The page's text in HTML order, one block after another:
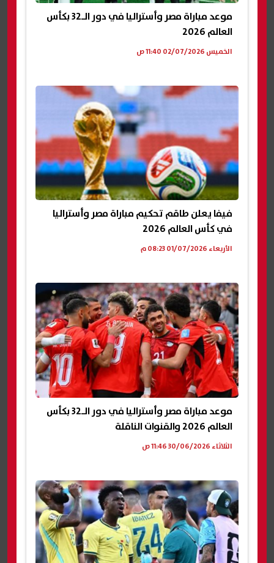
موعد مباراة مصر وأستراليا في دور الـ32 بكأس
العالم 2026
الخميس 02/07/2026 11:40 ص
فيفا يعلن طاقم تحكيم مباراة مصر وأستراليا
في كأس العالم 2026
الأربعاء 01/07/2026 08:23 م
موعد مباراة مصر وأستراليا في دور الـ32 بكأس
العالم 2026 والقنوات الناقلة
الثلاثاء 30/06/2026 11:46 ص